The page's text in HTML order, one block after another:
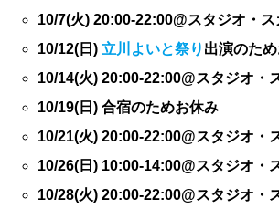
10/7(火) 20:00-22:00@スタジオ・
10/12(日) 立川よいと祭り 出演のた
10/14(火) 20:00-22:00@スタジオ・
10/19(日) 合宿のためお休み
10/21(火) 20:00-22:00@スタジオ・
10/26(日) 10:00-14:00@スタジオ・
10/28(火) 20:00-22:00@スタジオ・